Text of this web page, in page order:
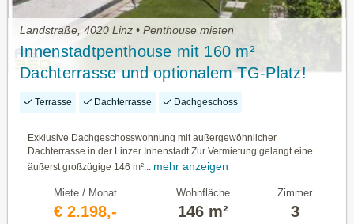
Landstraße, 4020 Linz • Penthouse mieten
Innenstadtpenthouse mit 160 m²
Dachterrasse und optionalem TG-Platz!
Terrasse Dachterrasse Dachgeschoss
Exklusive Dachgeschosswohnung mit außergewöhnlicher
Dachterrasse in der Linzer Innenstadt Zur Vermietung gelangt eine
äußerst großzügige 146 m²... mehr anzeigen
Miete / Monat
€ 2.198,-
Wohnfläche
146 m²
Zimmer
3